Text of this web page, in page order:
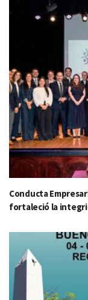
Conducta
fortaleció la